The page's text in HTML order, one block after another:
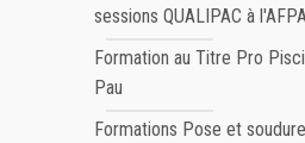
sessions QUALIPAC à
Formation au Titre Pro
Pau
Formations Pose et